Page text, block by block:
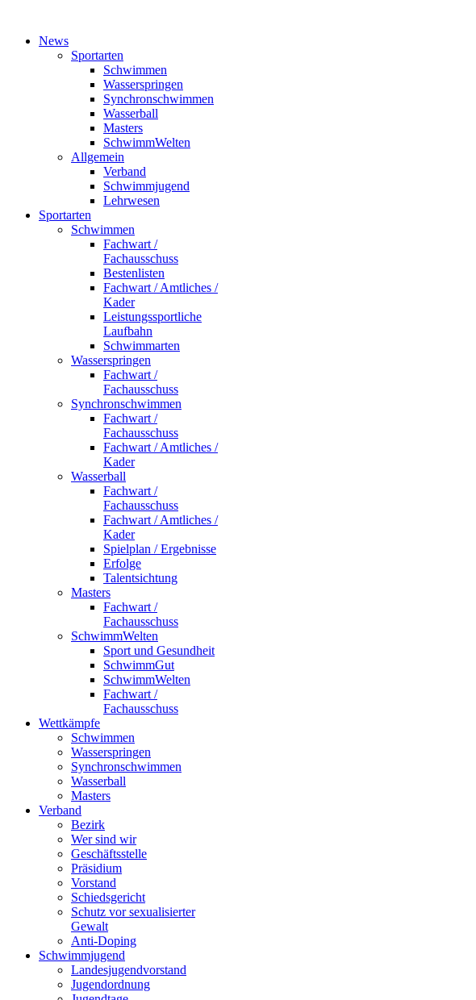
News
Sportarten
Schwimmen
Wasserspringen
Synchronschwimmen
Wasserball
Masters
SchwimmWelten
Allgemein
Verband
Schwimmjugend
Lehrwesen
Sportarten
Schwimmen
Fachwart /
Fachausschuss
Bestenlisten
Fachwart / Amtliches /
Kader
Leistungssportliche
Laufbahn
Schwimmarten
Wasserspringen
Fachwart /
Fachausschuss
Synchronschwimmen
Fachwart /
Fachausschuss
Fachwart / Amtliches /
Kader
Wasserball
Fachwart /
Fachausschuss
Fachwart / Amtliches /
Kader
Spielplan / Ergebnisse
Erfolge
Talentsichtung
Masters
Fachwart /
Fachausschuss
SchwimmWelten
Sport und Gesundheit
SchwimmGut
SchwimmWelten
Fachwart /
Fachausschuss
Wettkämpfe
Schwimmen
Wasserspringen
Synchronschwimmen
Wasserball
Masters
Verband
Bezirk
Wer sind wir
Geschäftsstelle
Präsidium
Vorstand
Schiedsgericht
Schutz vor sexualisierter
Gewalt
Anti-Doping
Schwimmjugend
Landesjugendvorstand
Jugendordnung